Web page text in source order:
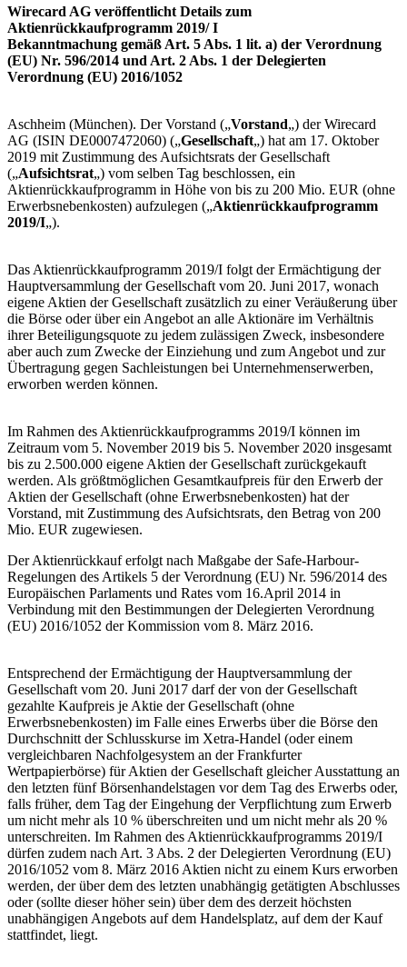
Wirecard AG veröffentlicht Details zum
Aktienrückkaufprogramm 2019/ I
Bekanntmachung gemäß Art. 5 Abs. 1 lit. a) der Verordnung
(EU) Nr. 596/2014 und Art. 2 Abs. 1 der Delegierten
Verordnung (EU) 2016/1052
Aschheim (München). Der Vorstand („Vorstand„) der Wirecard
AG (ISIN DE0007472060) („Gesellschaft„) hat am 17. Oktober
2019 mit Zustimmung des Aufsichtsrats der Gesellschaft
(„Aufsichtsrat„) vom selben Tag beschlossen, ein
Aktienrückkaufprogramm in Höhe von bis zu 200 Mio. EUR (ohne
Erwerbsnebenkosten) aufzulegen („Aktienrückkaufprogramm
2019/I„).
Das Aktienrückkaufprogramm 2019/I folgt der Ermächtigung der
Hauptversammlung der Gesellschaft vom 20. Juni 2017, wonach
eigene Aktien der Gesellschaft zusätzlich zu einer Veräußerung über
die Börse oder über ein Angebot an alle Aktionäre im Verhältnis
ihrer Beteiligungsquote zu jedem zulässigen Zweck, insbesondere
aber auch zum Zwecke der Einziehung und zum Angebot und zur
Übertragung gegen Sachleistungen bei Unternehmenserwerben,
erworben werden können.
Im Rahmen des Aktienrückkaufprogramms 2019/I können im
Zeitraum vom 5. November 2019 bis 5. November 2020 insgesamt
bis zu 2.500.000 eigene Aktien der Gesellschaft zurückgekauft
werden. Als größtmöglichen Gesamtkaufpreis für den Erwerb der
Aktien der Gesellschaft (ohne Erwerbsnebenkosten) hat der
Vorstand, mit Zustimmung des Aufsichtsrats, den Betrag von 200
Mio. EUR zugewiesen.
Der Aktienrückkauf erfolgt nach Maßgabe der Safe-Harbour-
Regelungen des Artikels 5 der Verordnung (EU) Nr. 596/2014 des
Europäischen Parlaments und Rates vom 16.April 2014 in
Verbindung mit den Bestimmungen der Delegierten Verordnung
(EU) 2016/1052 der Kommission vom 8. März 2016.
Entsprechend der Ermächtigung der Hauptversammlung der
Gesellschaft vom 20. Juni 2017 darf der von der Gesellschaft
gezahlte Kaufpreis je Aktie der Gesellschaft (ohne
Erwerbsnebenkosten) im Falle eines Erwerbs über die Börse den
Durchschnitt der Schlusskurse im Xetra-Handel (oder einem
vergleichbaren Nachfolgesystem an der Frankfurter
Wertpapierbörse) für Aktien der Gesellschaft gleicher Ausstattung an
den letzten fünf Börsenhandelstagen vor dem Tag des Erwerbs oder,
falls früher, dem Tag der Eingehung der Verpflichtung zum Erwerb
um nicht mehr als 10 % überschreiten und um nicht mehr als 20 %
unterschreiten. Im Rahmen des Aktienrückkaufprogramms 2019/I
dürfen zudem nach Art. 3 Abs. 2 der Delegierten Verordnung (EU)
2016/1052 vom 8. März 2016 Aktien nicht zu einem Kurs erworben
werden, der über dem des letzten unabhängig getätigten Abschlusses
oder (sollte dieser höher sein) über dem des derzeit höchsten
unabhängigen Angebots auf dem Handelsplatz, auf dem der Kauf
stattfindet, liegt.